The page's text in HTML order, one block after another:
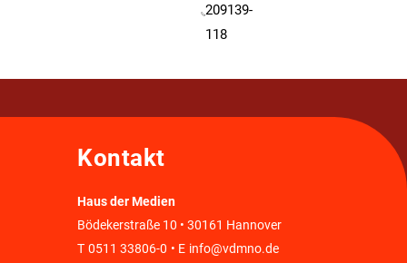
209139-
118
Kontakt
Haus der Medien
Bödekerstraße 10 • 30161 Hannover
T 0511 33806-0 • E info@vdmno.de